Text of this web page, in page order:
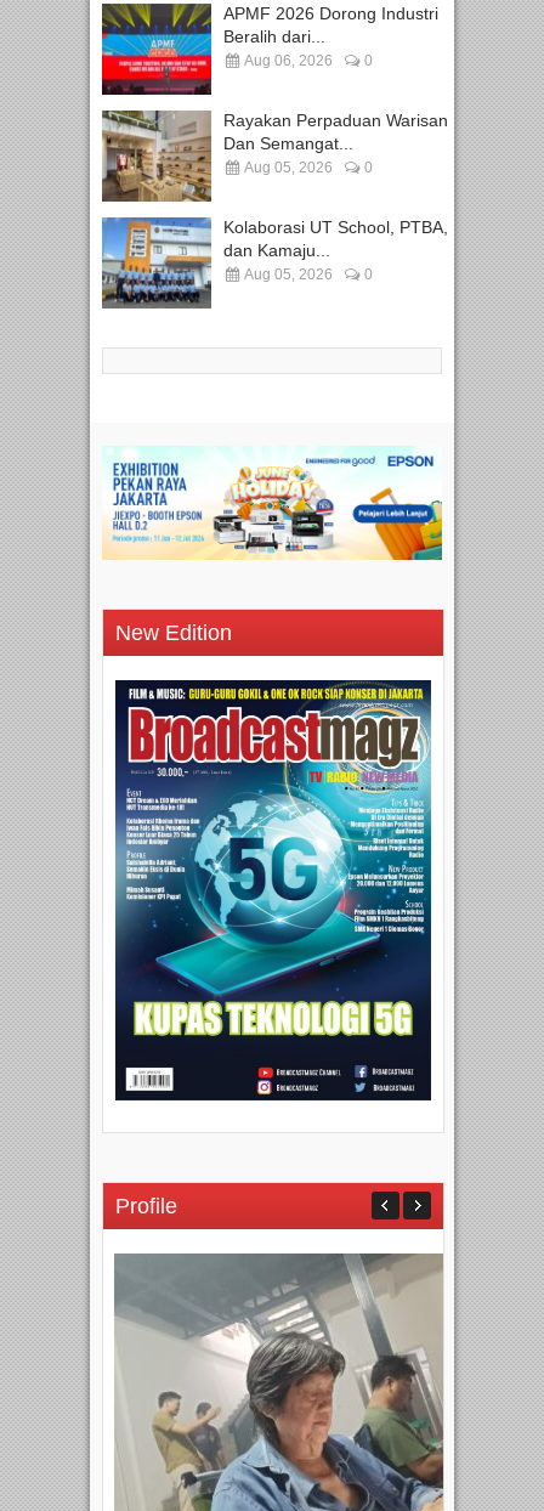
APMF 2026 Dorong Industri
Beralih dari...
Aug 06, 2026 0
Rayakan Perpaduan Warisan
Dan Semangat...
Aug 05, 2026 0
Kolaborasi UT School, PTBA,
dan Kamaju...
Aug 05, 2026 0
New Edition
Profile